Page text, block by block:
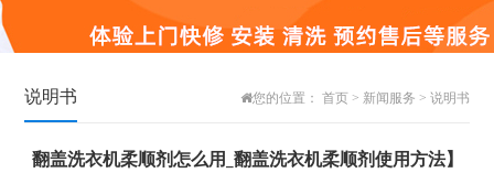
说明书 您的位置： 首页> 新闻服务 > 说明书
翻盖洗衣机柔顺剂怎么用_翻盖洗衣机柔顺剂使用方法】